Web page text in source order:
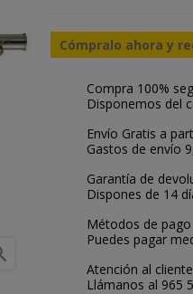
Cómpralo ahora y
Compra 100%
Disponemos del
Envío Gratis a
Gastos de envío
Garantía de
Dispones de 14
Métodos de pago
Puedes pagar
Atención al cliente
Llámanos al 965